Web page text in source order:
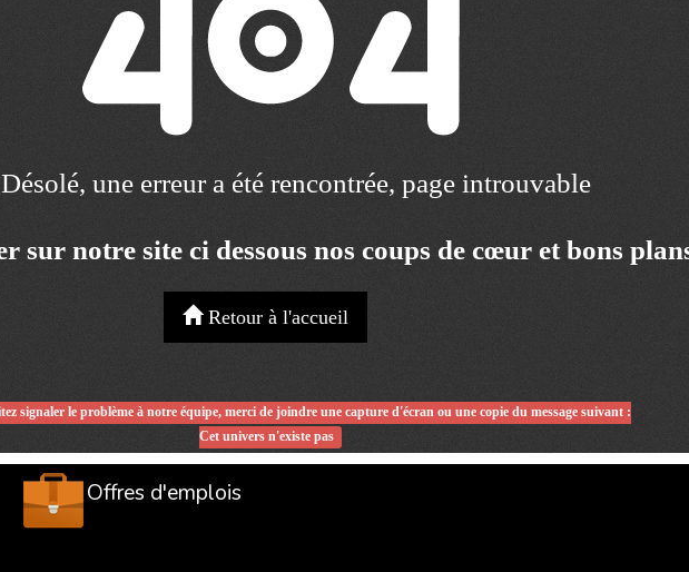
Désolé, une erreur a été rencontrée, page introuvable
sur notre site ci dessous nos coups de cœur et bons
Retour à l'accueil
signaler le problème à notre équipe, merci de joindre une capture d'écran ou une copie du message suivant :
Cet univers n'existe pas
Offres d'emplois